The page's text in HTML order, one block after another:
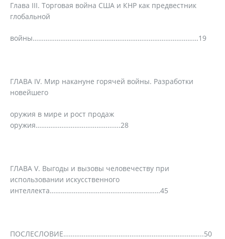
Глава III. Торговая война США и КНР как предвестник
глобальной
войны………………………………………………………………………………19
ГЛАВА IV. Мир накануне горячей войны. Разработки
новейшего
оружия в мире и рост продаж
оружия……………………………………….28
ГЛАВА V. Выгоды и вызовы человечеству при
использовании искусственного
интеллекта……………………………………………………45
ПОСЛЕСЛОВИЕ………………………………………………………………....50